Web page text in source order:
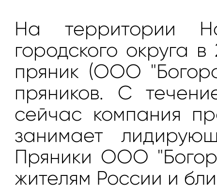
На территории
городского округа в
пряник (ООО
пряников. С
сейчас компания
занимает
Пряники ООО
жителям России и